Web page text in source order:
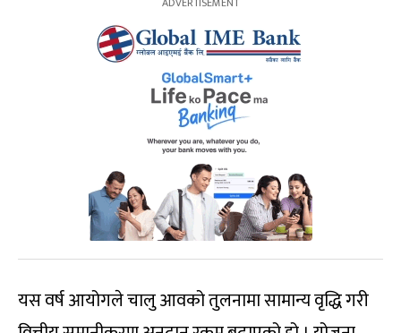
यस वर्ष आयोगले चालु आवको तुलनामा सामान्य वृद्धि गरी